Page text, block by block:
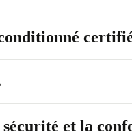
et la